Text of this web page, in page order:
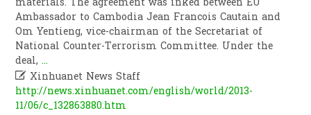
Ambassador to Cambodia Jean Francois Cautain and
Om Yentieng, vice-chairman of the Secretariat of
National Counter-Terrorism Committee. Under the
deal,...
 Xinhuanet News Staff
http://news.xinhuanet.com/english/world/2013-
11/06/c_132863880.htm